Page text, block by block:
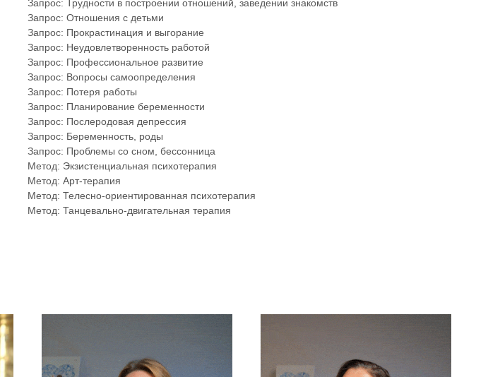
Запрос: Трудности в построении отношений, заведении знакомств
Запрос: Отношения с детьми
Запрос: Прокрастинация и выгорание
Запрос: Неудовлетворенность работой
Запрос: Профессиональное развитие
Запрос: Вопросы самоопределения
Запрос: Потеря работы
Запрос: Планирование беременности
Запрос: Послеродовая депрессия
Запрос: Беременность, роды
Запрос: Проблемы со сном, бессонница
Метод: Экзистенциальная психотерапия
Метод: Арт-терапия
Метод: Телесно-ориентированная психотерапия
Метод: Танцевально-двигательная терапия